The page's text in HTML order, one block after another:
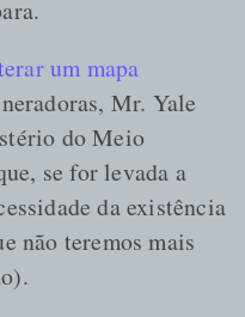
um mapa
Mr. Yale
do Meio
se for levada a
da existência
não teremos mais